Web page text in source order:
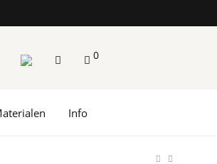
Info
0